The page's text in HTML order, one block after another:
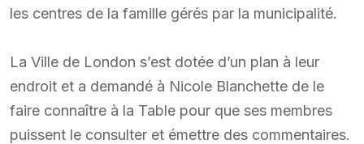
les centres de la famille gérés par la municipalité.
La Ville de London s’est dotée d’un plan à leur
endroit et a demandé à Nicole Blanchette de le
faire connaître à la Table pour que ses membres
puissent le consulter et émettre des commentaires.